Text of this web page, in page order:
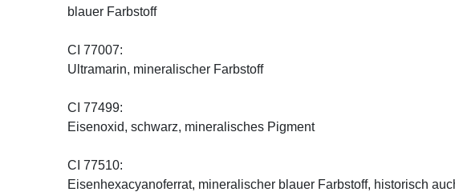
blauer Farbstoff
CI 77007:
Ultramarin, mineralischer Farbstoff
CI 77499:
Eisenoxid, schwarz, mineralisches Pigment
CI 77510:
Eisenhexacyanoferrat, mineralischer blauer Farbstoff, historisch